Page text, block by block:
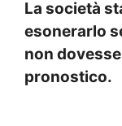
La società
esonerarlo
non
pronostico.